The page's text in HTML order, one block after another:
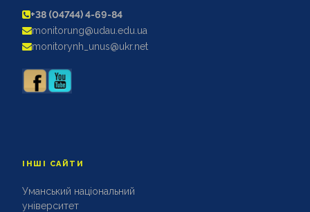
АКРЕДИТАЦІЙНІ ЕКСПЕРТИЗИ
АКАДЕМІЧНА ДОБРОЧЕСНІСТЬ
+38 (04744) 4-69-84
monitorung@udau.edu.ua
monitorynh_unus@ukr.net
ІНШІ САЙТИ
Уманський національний
університет